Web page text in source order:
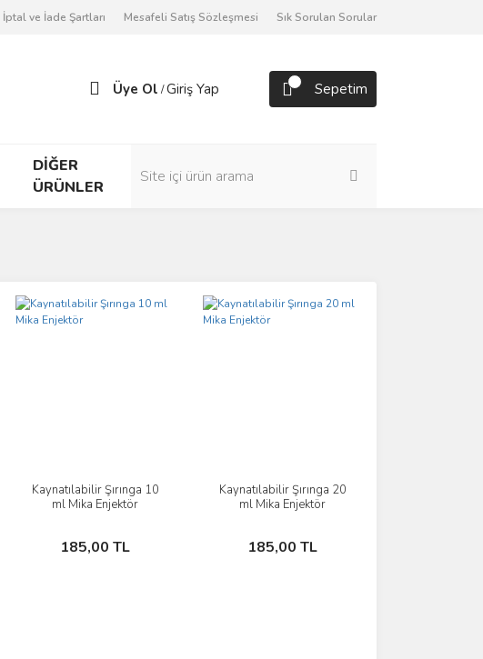
İptal ve İade Şartları Mesafeli Satış Sözleşmesi Sık Sorulan Sorular
Üye Ol /Giriş Yap Sepetim
DİĞER
ÜRÜNLER
Kaynatılabilir Şırınga 10
ml Mika Enjektör
185,00 TL
İncele
Sepete Ekle
Kaynatılabilir Şırınga 20
ml Mika Enjektör
185,00 TL
İncele
Sepete Ekle